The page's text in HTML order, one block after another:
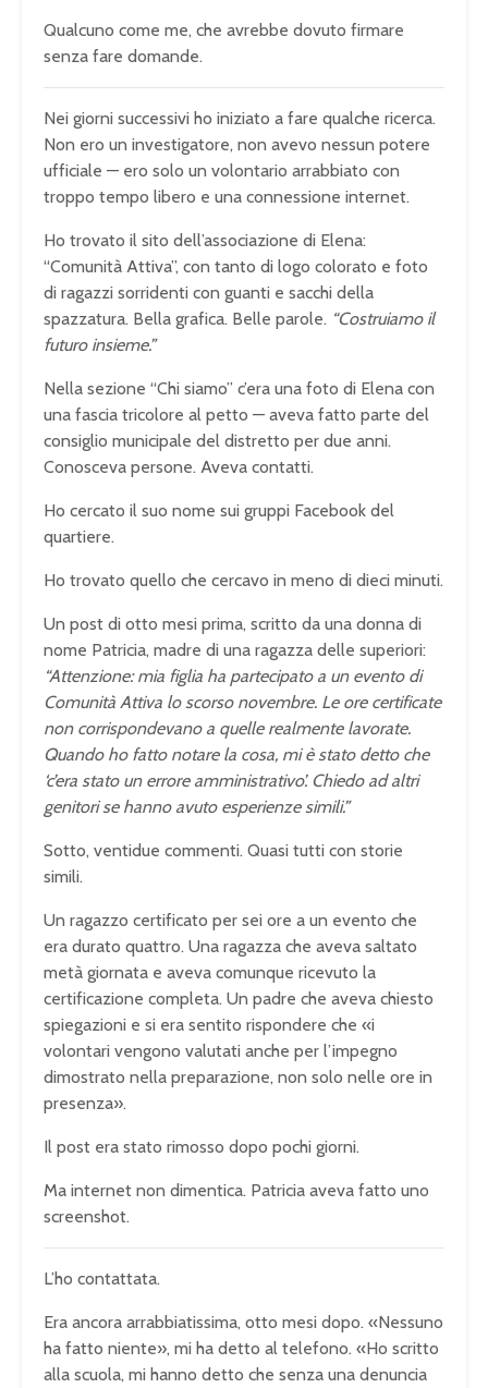
Qualcuno come me, che avrebbe dovuto firmare
senza fare domande.
Nei giorni successivi ho iniziato a fare qualche ricerca.
Non ero un investigatore, non avevo nessun potere
ufficiale — ero solo un volontario arrabbiato con
troppo tempo libero e una connessione internet.
Ho trovato il sito dell’associazione di Elena:
“Comunità Attiva”, con tanto di logo colorato e foto
di ragazzi sorridenti con guanti e sacchi della
spazzatura. Bella grafica. Belle parole. “Costruiamo il
futuro insieme.”
Nella sezione “Chi siamo” c’era una foto di Elena con
una fascia tricolore al petto — aveva fatto parte del
consiglio municipale del distretto per due anni.
Conosceva persone. Aveva contatti.
Ho cercato il suo nome sui gruppi Facebook del
quartiere.
Ho trovato quello che cercavo in meno di dieci minuti.
Un post di otto mesi prima, scritto da una donna di
nome Patricia, madre di una ragazza delle superiori:
“Attenzione: mia figlia ha partecipato a un evento di
Comunità Attiva lo scorso novembre. Le ore certificate
non corrispondevano a quelle realmente lavorate.
Quando ho fatto notare la cosa, mi è stato detto che
‘c’era stato un errore amministrativo’. Chiedo ad altri
genitori se hanno avuto esperienze simili.”
Sotto, ventidue commenti. Quasi tutti con storie
simili.
Un ragazzo certificato per sei ore a un evento che
era durato quattro. Una ragazza che aveva saltato
metà giornata e aveva comunque ricevuto la
certificazione completa. Un padre che aveva chiesto
spiegazioni e si era sentito rispondere che «i
volontari vengono valutati anche per l’impegno
dimostrato nella preparazione, non solo nelle ore in
presenza».
Il post era stato rimosso dopo pochi giorni.
Ma internet non dimentica. Patricia aveva fatto uno
screenshot.
L’ho contattata.
Era ancora arrabbiatissima, otto mesi dopo. «Nessuno
ha fatto niente», mi ha detto al telefono. «Ho scritto
alla scuola, mi hanno detto che senza una denuncia